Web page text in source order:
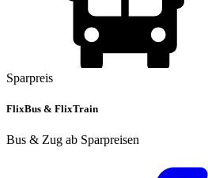
Sparpreis
FlixBus & FlixTrain
Bus & Zug ab Sparpreisen